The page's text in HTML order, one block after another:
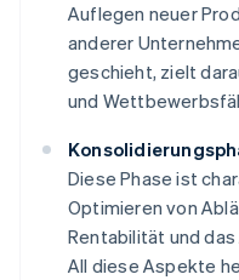
Auflegen neuer
anderer
geschieht, zielt
und
Diese Phase ist
Optimieren von
Rentabilität und
All diese Aspekte